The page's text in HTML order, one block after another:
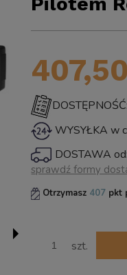
WYSYŁKA w
DOSTAWA od:
płatności
sprawdź formy
Otrzymasz 407 pkt
szt.